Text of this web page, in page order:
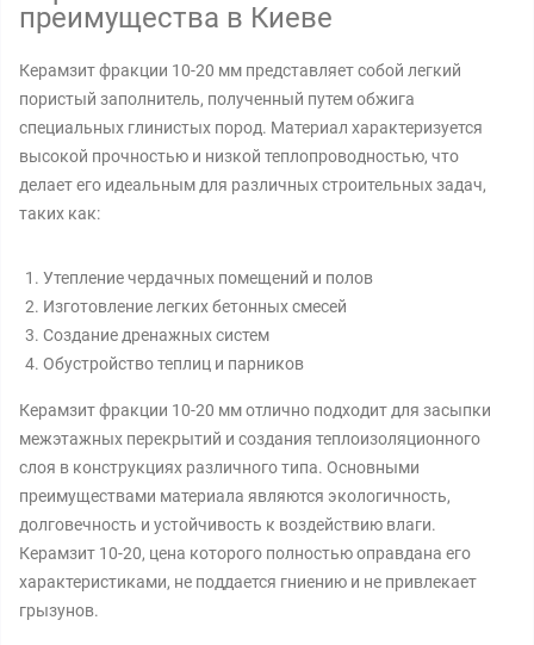
преимущества в Киеве
Керамзит фракции 10-20 мм представляет собой легкий
пористый заполнитель, полученный путем обжига
специальных глинистых пород. Материал характеризуется
высокой прочностью и низкой теплопроводностью, что
делает его идеальным для различных строительных задач,
таких как:
Утепление чердачных помещений и полов
Изготовление легких бетонных смесей
Создание дренажных систем
Обустройство теплиц и парников
Керамзит фракции 10-20 мм отлично подходит для засыпки
межэтажных перекрытий и создания теплоизоляционного
слоя в конструкциях различного типа. Основными
преимуществами материала являются экологичность,
долговечность и устойчивость к воздействию влаги.
Керамзит 10-20, цена которого полностью оправдана его
характеристиками, не поддается гниению и не привлекает
грызунов.